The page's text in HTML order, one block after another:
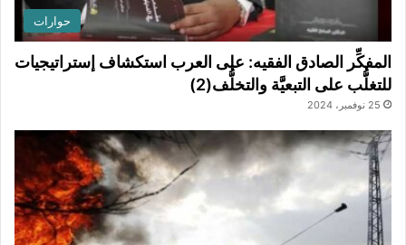
حوارات
المفكِّر الصادق الفقيه: على العرب استكشاف إستراتيجيات
للتغلُّب على التبعيَّة والتخلُّف(2)
25 نوفمبر، 2024